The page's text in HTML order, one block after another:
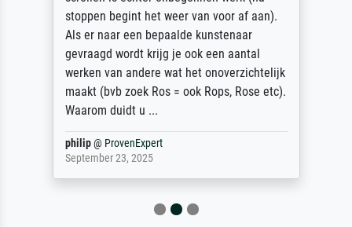
stoppen begint het weer van voor af aan).
Als er naar een bepaalde kunstenaar
gevraagd wordt krijg je ook een aantal
werken van andere wat het onoverzichtelijk
maakt (bvb zoek Ros = ook Rops, Rose etc).
Waarom duidt u ...
philip@ ProvenExpert
September 23, 2025